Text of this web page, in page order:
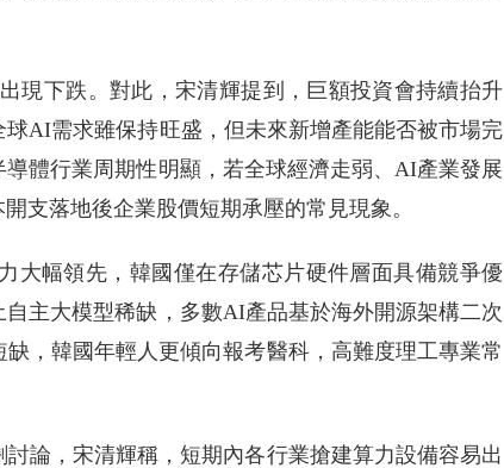
現下跌。對此，宋清輝提到，巨額投資會持續抬升
AI需求雖保持旺盛，但未來新增產能能否被市場完
體行業周期性明顯，若全球經濟走弱、AI產業發展
支落地後企業股價短期承壓的常見現象。
大幅領先，韓國僅在存儲芯片硬件層面具備競爭優
主大模型稀缺，多數AI產品基於海外開源架構二次
，韓國年輕人更傾向報考醫科，高難度理工專業常
論，宋清輝稱，短期內各行業搶建算力設備容易出